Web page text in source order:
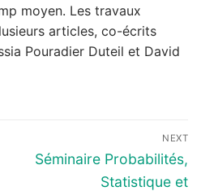
moyen. Les travaux
articles, co-écrits
Pouradier Duteil et David
NEXT
Next
Séminaire Probabilités,
Statistique et